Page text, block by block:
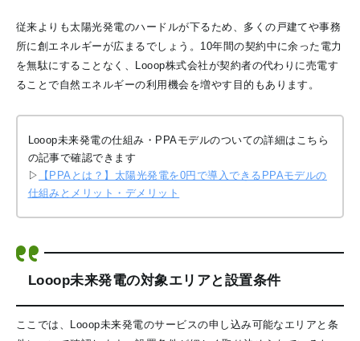
従来よりも太陽光発電のハードルが下るため、多くの戸建てや事務
所に創エネルギーが広まるでしょう。10年間の契約中に余った電力
を無駄にすることなく、Looop株式会社が契約者の代わりに売電す
ることで自然エネルギーの利用機会を増やす目的もあります。
Looop未来発電の仕組み・PPAモデルのついての詳細はこちら
の記事で確認できます
▷
【PPAとは？】太陽光発電を0円で導入できるPPAモデルの
仕組みとメリット・デメリット
Looop未来発電の対象エリアと設置条件
ここでは、Looop未来発電のサービスの申し込み可能なエリアと条